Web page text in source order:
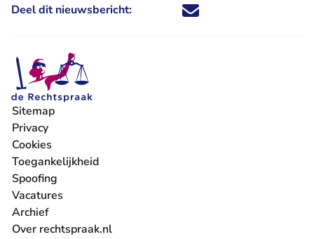
Deel dit nieuwsbericht: Deel dit nieuwsbericht via X -
Deel dit nieuwsbericht via
Deel dit nieuwsbericht
Deel dit
Sitemap
Privacy
Cookies
Toegankelijkheid
Spoofing
Vacatures
- U verlaat Rechtspraak.nl
Archief
Over rechtspraak.nl